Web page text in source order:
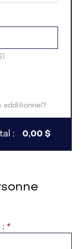
additionnel?
: 0,00 $